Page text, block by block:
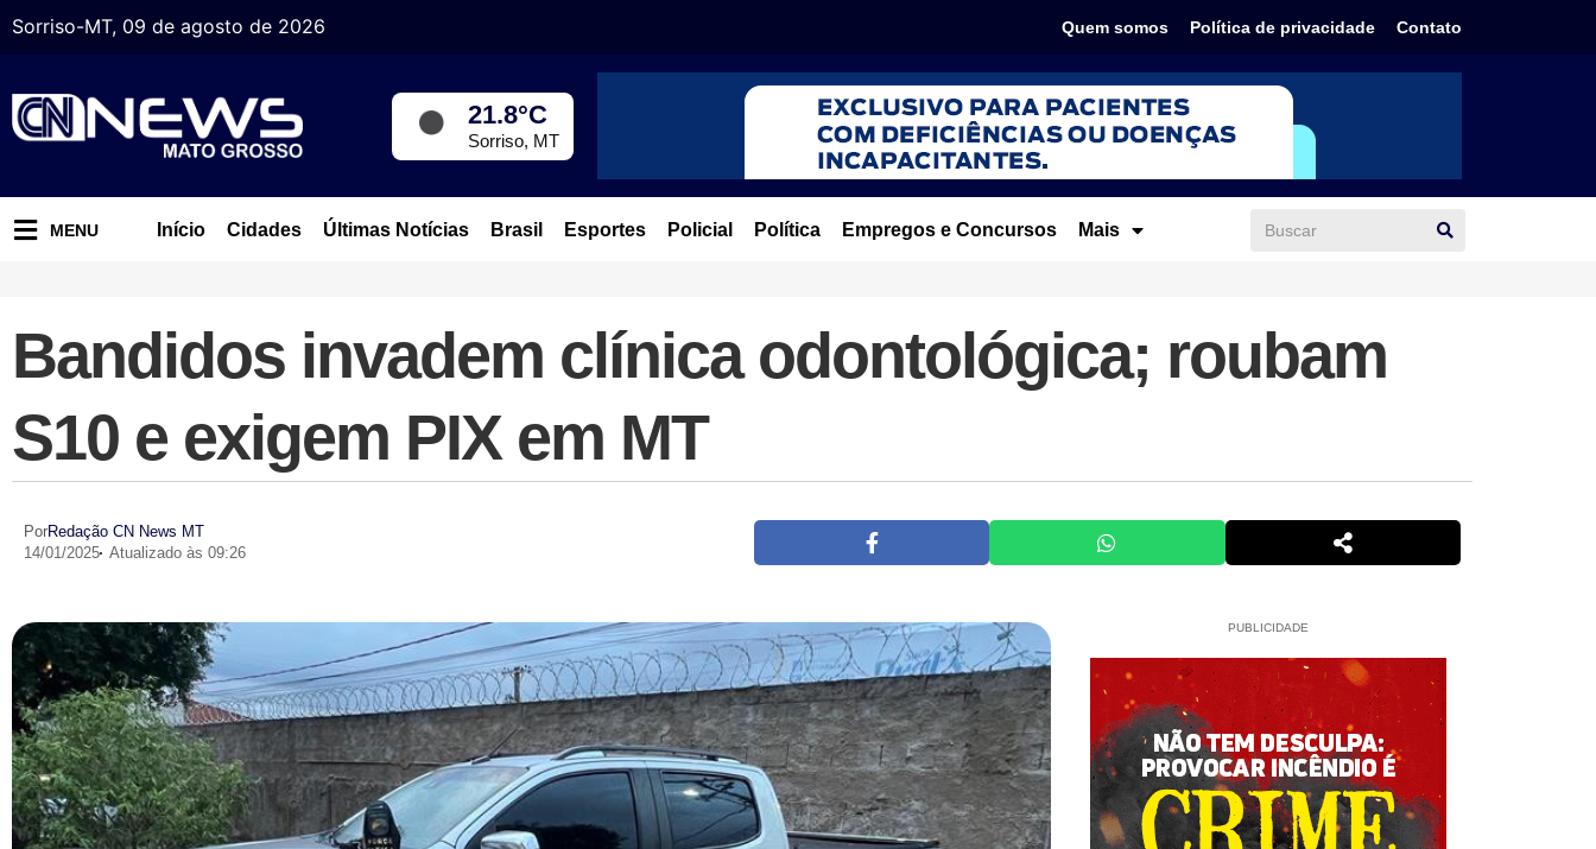
Sorriso-MT, 09 de agosto de 2026 Quem somos Política de privacidade Contato
21.8°C
Sorriso, MT
MENU Início Cidades Últimas Notícias Brasil Esportes Policial Política Empregos e Concursos Mais
Bandidos invadem clínica odontológica; roubam
S10 e exigem PIX em MT
PorRedação CN News MT
14/01/2025 Atualizado às 09:26
PUBLICIDADE